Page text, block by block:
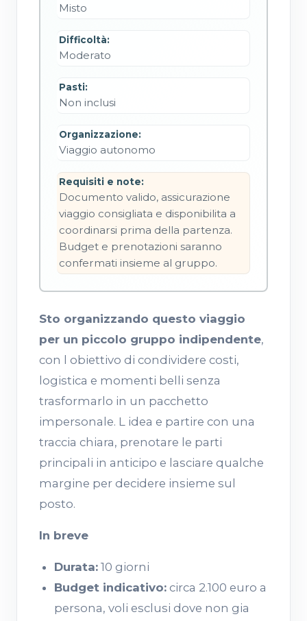
Misto
Difficoltà:
Moderato
Pasti:
Non inclusi
Organizzazione:
Viaggio autonomo
Requisiti e note:
Documento valido, assicurazione
viaggio consigliata e disponibilita a
coordinarsi prima della partenza.
Budget e prenotazioni saranno
confermati insieme al gruppo.
Sto organizzando questo viaggio
per un piccolo gruppo indipendente,
con l obiettivo di condividere costi,
logistica e momenti belli senza
trasformarlo in un pacchetto
impersonale. L idea e partire con una
traccia chiara, prenotare le parti
principali in anticipo e lasciare qualche
margine per decidere insieme sul
posto.
In breve
Durata:10 giorni
Budget indicativo:circa 2.100 euro a
persona, voli esclusi dove non gia